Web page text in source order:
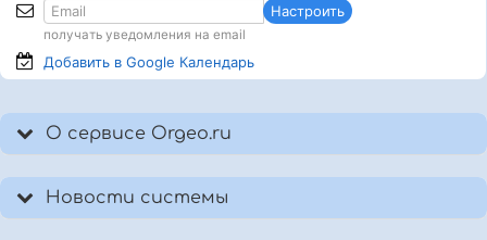
Настроить
получать уведомления на email
Добавить в Google Календарь
О сервисе Orgeo.ru
Новости системы